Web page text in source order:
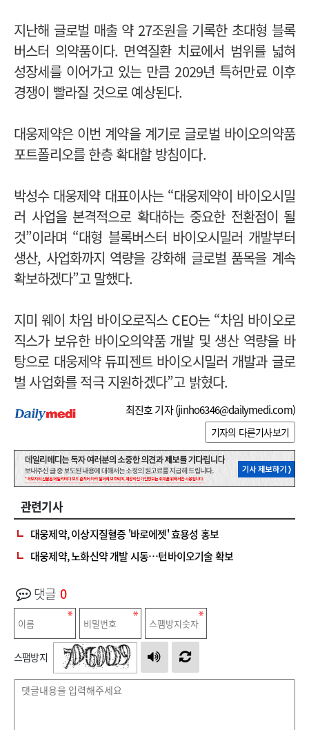
지난해 글로벌 매출 약 27조원을 기록한 초대형 블록
버스터 의약품이다. 면역질환 치료에서 범위를 넓혀
성장세를 이어가고 있는 만큼 2029년 특허만료 이후
경쟁이 빨라질 것으로 예상된다.
대웅제약은 이번 계약을 계기로 글로벌 바이오의약품
포트폴리오를 한층 확대할 방침이다.
박성수 대웅제약 대표이사는 “대웅제약이 바이오시밀
러 사업을 본격적으로 확대하는 중요한 전환점이 될
것”이라며 “대형 블록버스터 바이오시밀러 개발부터
생산, 사업화까지 역량을 강화해 글로벌 품목을 계속
확보하겠다”고 말했다.
지미 웨이 차임 바이오로직스 CEO는 “차임 바이오로
직스가 보유한 바이오의약품 개발 및 생산 역량을 바
탕으로 대웅제약 듀피젠트 바이오시밀러 개발과 글로
벌 사업화를 적극 지원하겠다”고 밝혔다.
최진호 기자 (jinho6346@dailymedi.com)
기자의 다른기사보기
관련기사
대웅제약, 이상지질혈증 '바로에젯' 효용성 홍보
대웅제약, 노화신약 개발 시동…턴바이오기술 확보
댓글 0
스팸방지